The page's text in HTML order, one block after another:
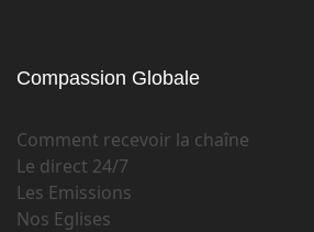
Compassion Globale
Comment recevoir la chaîne
Le direct 24/7
Les Emissions
Nos Eglises